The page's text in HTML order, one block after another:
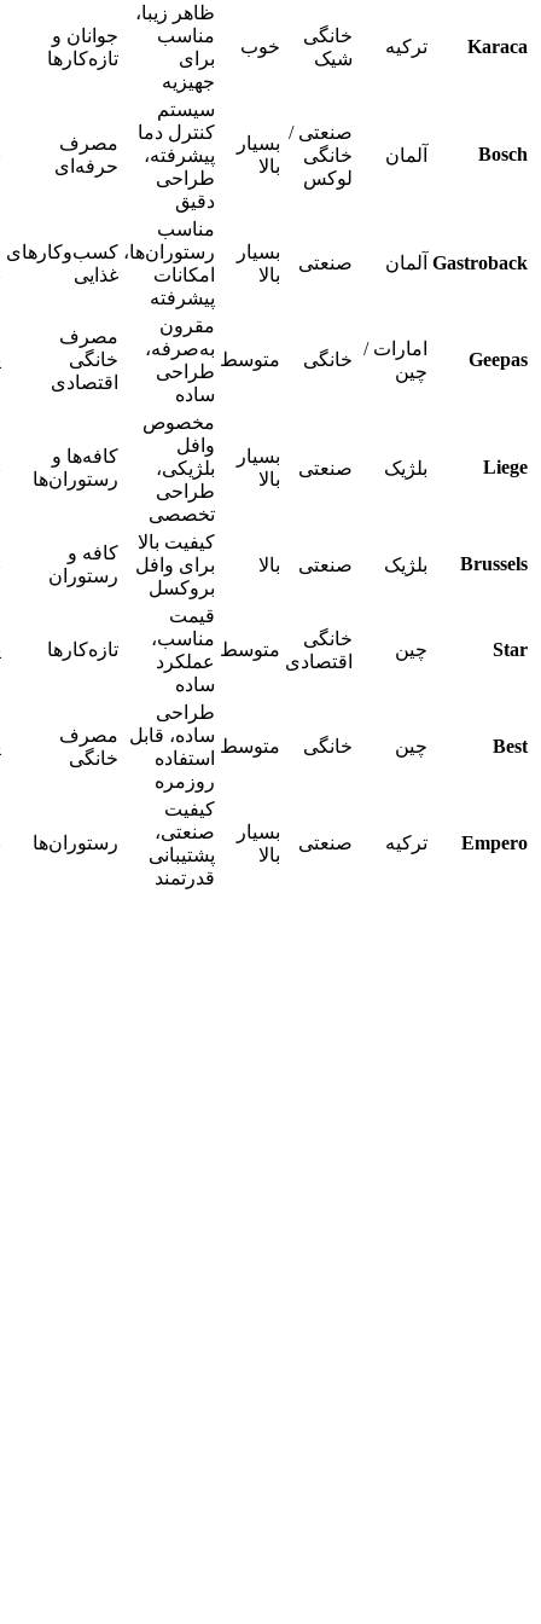
Karaca ترکیه
خانگی
شیک
خوب
ظاهر زیبا،
مناسب
برای
جهیزیه
جوانان و
تازه‌کارها
Bosch آلمان
صنعتی /
خانگی
لوکس
بسیار
بالا
سیستم
کنترل دما
پیشرفته،
طراحی
دقیق
مصرف
حرفه‌ای
Gastroback آلمان صنعتی
بسیار
بالا
مناسب
رستوران‌ها،
امکانات
پیشرفته
کسب‌وکارهای
غذایی
Geepas
امارات /
چین
خانگی متوسط
مقرون
به‌صرفه،
طراحی
ساده
مصرف
خانگی
اقتصادی
Liege بلژیک صنعتی
بسیار
بالا
مخصوص
وافل
بلژیکی،
طراحی
تخصصی
کافه‌ها و
رستوران‌ها
Brussels بلژیک صنعتی بالا
کیفیت بالا
برای وافل
بروکسل
کافه و
رستوران
Star چین
خانگی
اقتصادی
متوسط
قیمت
مناسب،
عملکرد
ساده
تازه‌کارها
Best چین خانگی متوسط
طراحی
ساده، قابل
استفاده
روزمره
مصرف
خانگی
Empero ترکیه صنعتی
بسیار
بالا
کیفیت
صنعتی،
پشتیبانی
قدرتمند
رستوران‌ها